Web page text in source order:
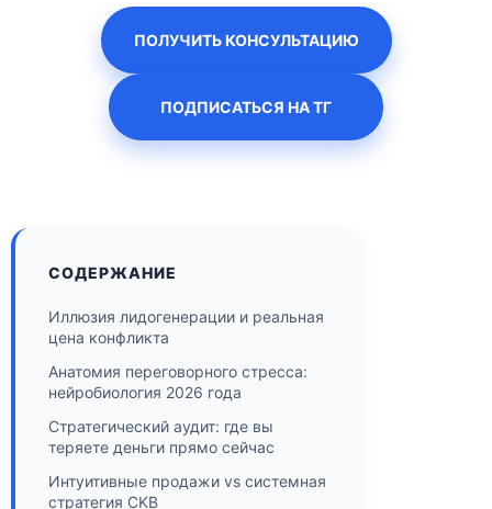
ПОЛУЧИТЬ КОНСУЛЬТАЦИЮ
ПОДПИСАТЬСЯ НА ТГ
СОДЕРЖАНИЕ
Иллюзия лидогенерации и реальная
цена конфликта
Анатомия переговорного стресса:
нейробиология 2026 года
Стратегический аудит: где вы
теряете деньги прямо сейчас
Интуитивные продажи vs системная
стратегия CKB